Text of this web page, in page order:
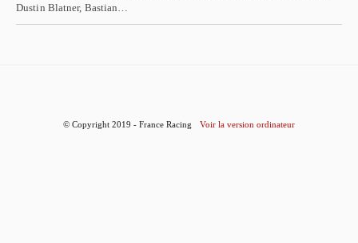
Dustin Blatner, Bastian…
© Copyright 2019 - France Racing Voir la version ordinateur